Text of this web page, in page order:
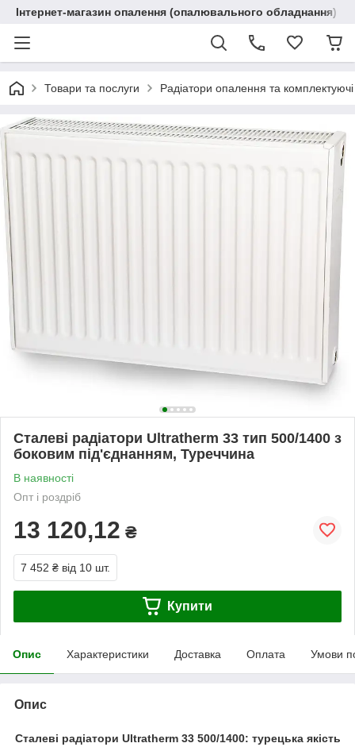
Інтернет-магазин опалення (опалювального обладнання)
Товари та послуги Радіатори опалення та комплектуючі
Сталеві радіатори Ultratherm 33 тип 500/1400 з
боковим під'єднанням, Туреччина
В наявності
Опт і роздріб
13 120,12 ₴
7 452 ₴ від 10 шт.
Купити
Опис Характеристики Доставка Оплата Умови
Опис
Сталеві радіатори Ultratherm 33 500/1400: турецька якість